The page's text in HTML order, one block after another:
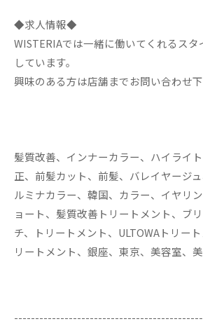
◆求人情報◆
WISTERIAでは一緒に働いてくれるス
しています。
興味のある方は店舗までお問い合わせ下
髪質改善、インナーカラー、ハイライ
正、前髪カット、前髪、バレイヤージ
ルミナカラー、韓国、カラー、イヤリ
ョート、髪質改善トリートメント、ブ
チ、トリートメント、ULTOWAトリー
リートメント、銀座、東京、美容室、